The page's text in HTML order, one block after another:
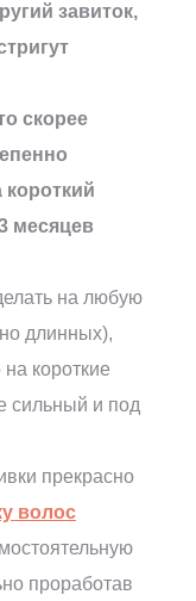
завиток,
скорее
месяцев
на любую
длинных),
короткие
сильный и под
прекрасно
волос
проработав